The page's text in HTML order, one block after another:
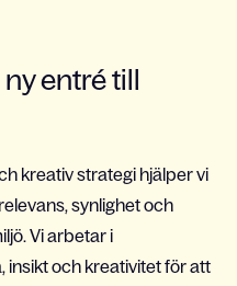
entré till
kreativ strategi hjälper vi
synlighet och
Vi arbetar i
insikt och kreativitet för att